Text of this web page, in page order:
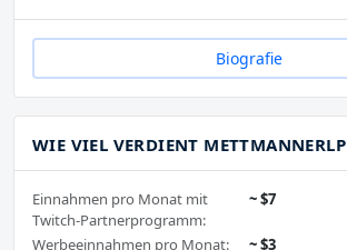
Biografie
WIE VIEL VERDIENT METTMANNERLP
Einnahmen pro Monat mit
Twitch-Partnerprogramm:
~ $7
Werbeeinnahmen pro Monat:
~ $3